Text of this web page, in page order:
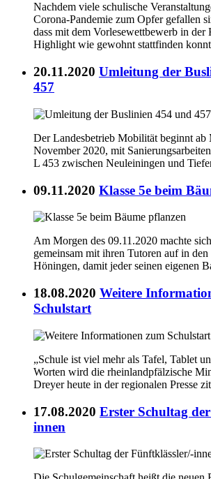
Nachdem viele schulische
Corona-Pandemie zum Opfer gefallen
dass mit dem Vorlesewettbewerb in der
Highlight wie gewohnt stattfinden
20.11.2020 Umleitung der
457
Der Landesbetrieb Mobilität beginnt ab
November 2020, mit
L 453 zwischen Neuleiningen und
09.11.2020 Klasse 5e beim
Am Morgen des 09.11.2020 machte
gemeinsam mit ihren Tutoren auf in
Höningen, damit jeder seinen eigenen
18.08.2020 Weitere
Schulstart
„Schule ist viel mehr als Tafel, Tablet
Worten wird die rheinlandpfälzische
Dreyer heute in der regionalen Presse
17.08.2020 Erster Schultag
innen